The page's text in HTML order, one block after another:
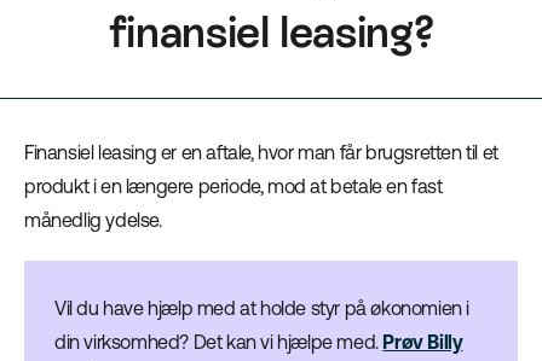
finansiel leasing?
Finansiel leasing er en aftale, hvor man får brugsretten til et
produkt i en længere periode, mod at betale en fast
månedlig ydelse.
Vil du have hjælp med at holde styr på økonomien i
din virksomhed? Det kan vi hjælpe med. Prøv Billy